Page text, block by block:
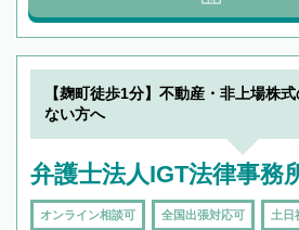
【麹町徒歩1分】不動産・非上場株
ない方へ
弁護士法人IGT法律事務
オンライン相談可 全国出張対応可 土日